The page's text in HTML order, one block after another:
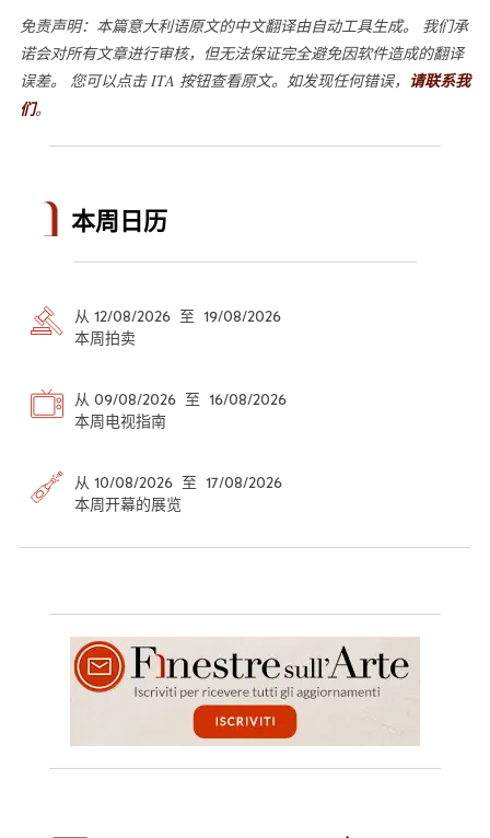
免责声明：本篇意大利语原文的中文翻译由自动工具生成。 我们承
诺会对所有文章进行审核，但无法保证完全避免因软件造成的翻译
误差。 您可以点击 ITA 按钮查看原文。如发现任何错误， 请联系我
们。
本周日历
从 12/08/2026 至 19/08/2026
本周拍卖
从 09/08/2026 至 16/08/2026
本周电视指南
从 10/08/2026 至 17/08/2026
本周开幕的展览